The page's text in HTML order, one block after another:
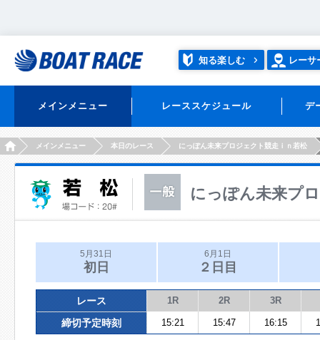
知る楽しむ レーサ
メインメニュー レーススケジュール デ
HOMEメインメニュー 本日のレース にっぽん未来プロジェクト競走ｉｎ若松
にっぽん未来プ
5月31日
初日
6月1日
２日目
レース 1R 2R 3R
締切予定時刻 15:21 15:47 16:15